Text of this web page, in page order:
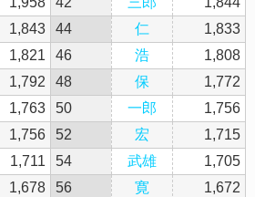
1,843 44 仁
1,833
1,821 46 浩
1,808
1,792 48 保
1,772
1,763 50 一郎
1,756
1,756 52 宏
1,715
1,711 54 武雄
1,705
1,678 56 寛
1,672